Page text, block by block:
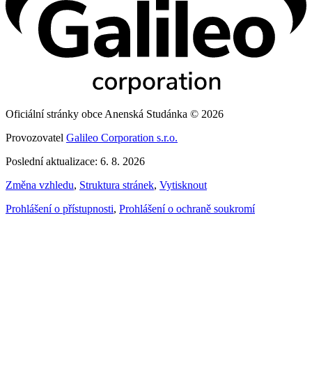
Oficiální stránky obce Anenská Studánka © 2026
Provozovatel Galileo Corporation s.r.o.
Poslední aktualizace: 6. 8. 2026
Změna vzhledu, Struktura stránek, Vytisknout
Prohlášení o přístupnosti, Prohlášení o ochraně soukromí